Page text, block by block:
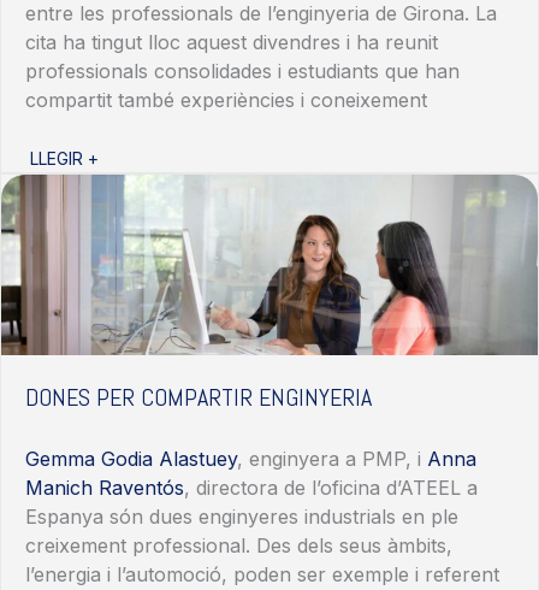
entre les professionals de l’enginyeria de Girona. La
cita ha tingut lloc aquest divendres i ha reunit
professionals consolidades i estudiants que han
compartit també experiències i coneixement
LLEGIR +
DONES PER COMPARTIR ENGINYERIA
Gemma Godia Alastuey, enginyera a PMP, i Anna
Manich Raventós, directora de l’oficina d’ATEEL a
Espanya són dues enginyeres industrials en ple
creixement professional. Des dels seus àmbits,
l’energia i l’automoció, poden ser exemple i referent